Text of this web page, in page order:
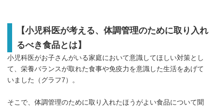
【小児科医が考える、体調管理のために取り入れ
るべき食品とは】
小児科医がお子さんがいる家庭において意識してほしい対策とし
て、栄養バランスが取れた食事や免疫力を意識した生活をあげて
いました（グラフ7）。
そこで、体調管理のために取り入れたほうがよい食品について聞